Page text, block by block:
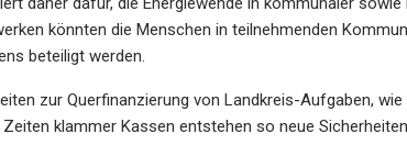
könnten die Menschen in teilnehmenden
beteiligt werden.
zur Querfinanzierung von Landkreis-Aufgaben,
klammer Kassen entstehen so neue